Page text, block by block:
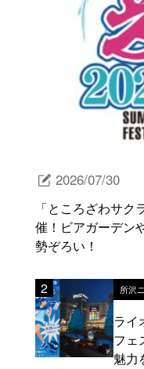
2026/07/30
「ところざわサ
催！ビアガーデン
勢ぞろい！
所沢
ライ
フェ
魅力